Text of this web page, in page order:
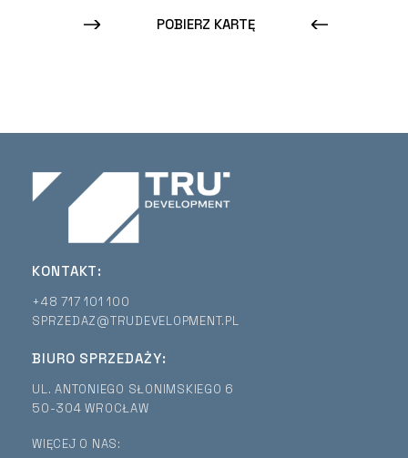
POBIERZ KARTĘ
KONTAKT:
+48 717 101 100
SPRZEDAZ@TRUDEVELOPMENT.PL
BIURO SPRZEDAŻY:
UL. ANTONIEGO SŁONIMSKIEGO 6
50-304 WROCŁAW
WIĘCEJ O NAS: